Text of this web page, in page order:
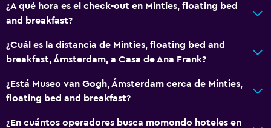
¿A qué hora es el check-out en Minties, floating bed
and breakfast?
¿Cuál es la distancia de Minties, floating bed and
breakfast, Ámsterdam, a Casa de Ana Frank?
¿Está Museo van Gogh, Ámsterdam cerca de Minties,
floating bed and breakfast?
¿En cuántos operadores busca momondo hoteles en